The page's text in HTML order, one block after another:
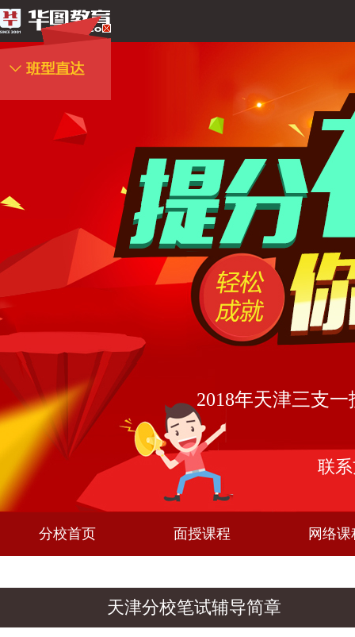
2018年天津三支
联系
分校首页 面授课程 网络课
天津分校笔试辅导简章